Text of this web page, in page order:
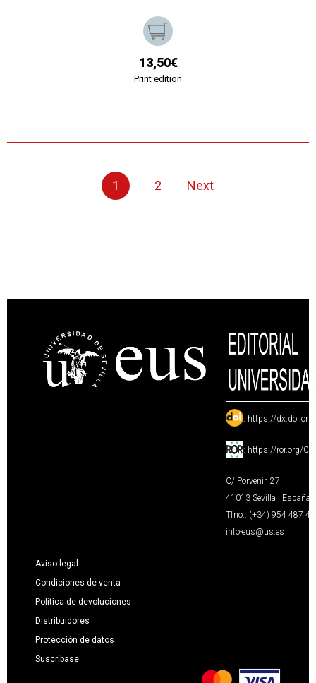
13,50€
Print edition
1 2 Next
: https://
: https://ror.org/
C/ Porvenir, 27
41013 Sevilla · España
Tfno.: (+34) 954 487
info-eus@us.es
Aviso legal
Condiciones de venta
Política de devoluciones
Distribuidores
Protección de datos
Suscríbase